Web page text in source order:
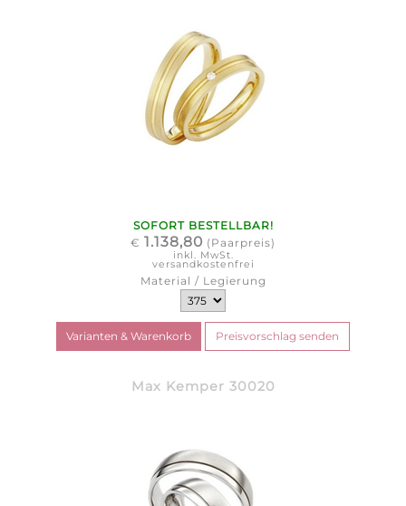
SOFORT BESTELLBAR!
€ 1.138,80 (Paarpreis)
inkl. MwSt.
versandkostenfrei
Material / Legierung
Max Kemper 30020